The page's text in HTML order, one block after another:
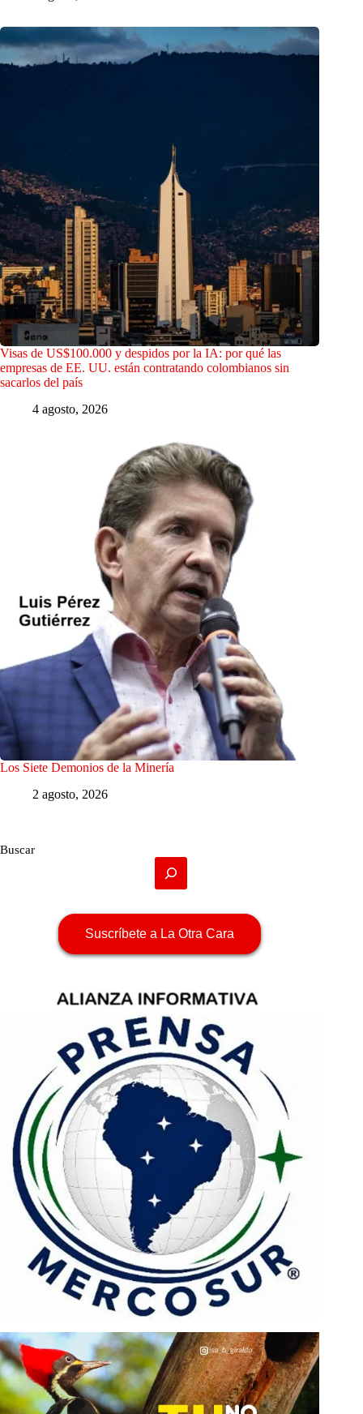
Visas de US$100.000 y despidos por la IA: por qué las
empresas de EE. UU. están contratando colombianos sin
sacarlos del país
4 agosto, 2026
Los Siete Demonios de la Minería
2 agosto, 2026
Buscar
Suscríbete a La Otra Cara